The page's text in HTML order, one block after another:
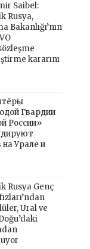
Saibel:
Rusya,
Bakanlığı’nın
kararını
Гвардии
России»
на Урале и
Rusya Genç
Ural ve